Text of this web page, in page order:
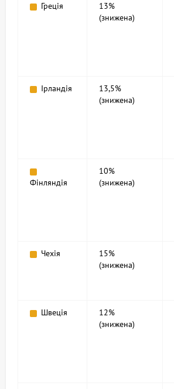
Греція
13%
(знижена)
Ірландія
13,5%
(знижена)
Фінляндія
10%
(знижена)
Чехія
15%
(знижена)
Швеція
12%
(знижена)